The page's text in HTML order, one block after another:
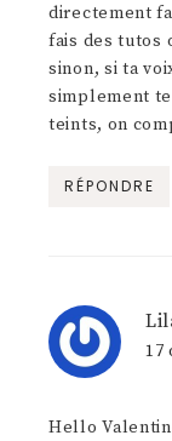
directement
fais des tutos
sinon, si ta
simplement
teints, on
RÉPONDRE
17
Hello